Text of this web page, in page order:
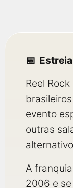
Reel
evento
outras
A
2006 e